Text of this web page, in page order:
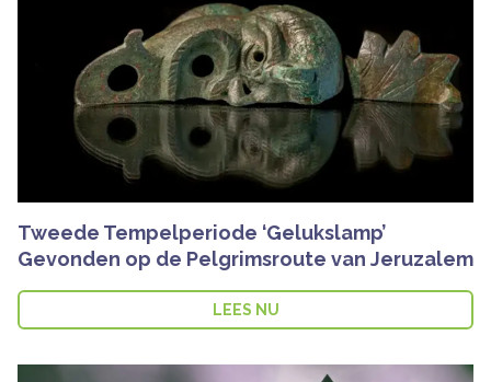
Tweede Tempelperiode ‘Gelukslamp’
Gevonden op de Pelgrimsroute van Jeruzalem
LEES NU